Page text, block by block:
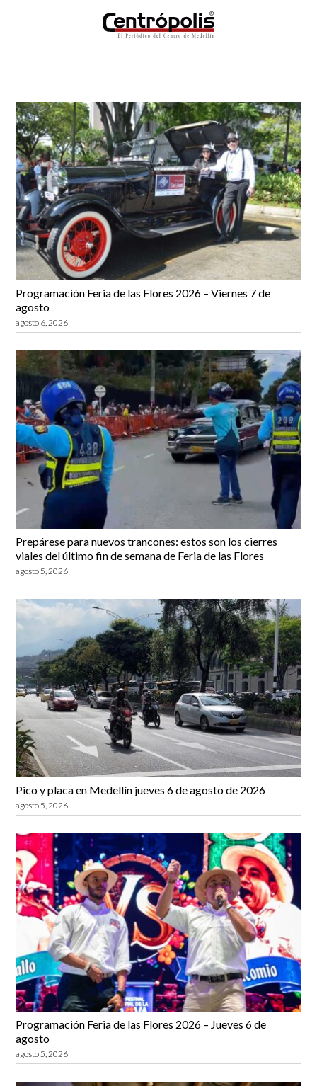
Programación Feria de las Flores 2026 – Viernes 7 de
agosto
agosto 6, 2026
Prepárese para nuevos trancones: estos son los cierres
viales del último fin de semana de Feria de las Flores
agosto 5, 2026
Pico y placa en Medellín jueves 6 de agosto de 2026
agosto 5, 2026
Programación Feria de las Flores 2026 – Jueves 6 de
agosto
agosto 5, 2026